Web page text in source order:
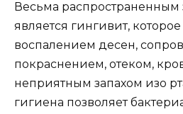
Весьма распространенным
является гингивит, которое
воспалением десен,
покраснением, отеком,
неприятным запахом изо
гигиена позволяет